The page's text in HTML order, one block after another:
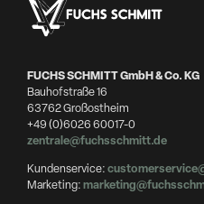
FUCHS SCHMITT GmbH & Co. KG
Bauhofstraße 16
63762 Großostheim
+49 (0)6026 60017-0
zentrale@fuchsschmitt.de
Kundenservice:
Marketing: